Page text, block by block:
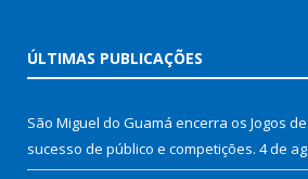
ÚLTIMAS PUBLICAÇÕES
São Miguel do Guamá encerra os Jogos
sucesso de público e competições. 4 de